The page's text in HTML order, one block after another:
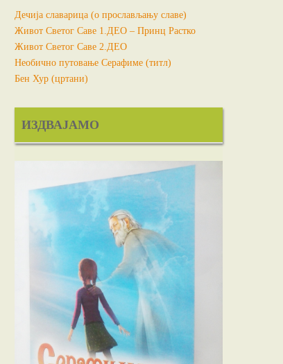
Дечија славарица (о прослављању славе)
Живот Светог Саве 1.ДЕО – Принц Растко
Живот Светог Саве 2.ДЕО
Необично путовање Серафиме (титл)
Бен Хур (цртани)
ИЗДВАЈАМО